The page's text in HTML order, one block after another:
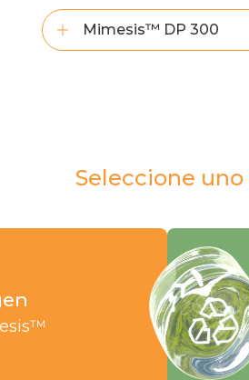
Mimesis™ DP 300
Seleccione